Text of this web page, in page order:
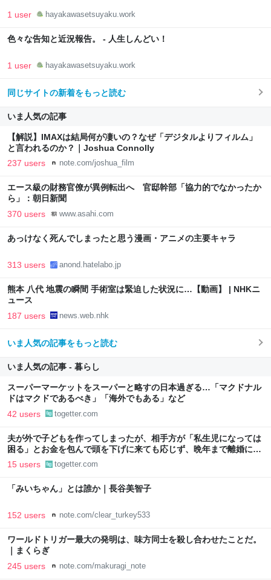
1 user hayakawasetsuyaku.work
色々な告知と近況報告。 - 人生しんどい！
1 user hayakawasetsuyaku.work
同じサイトの新着をもっと読む
いま人気の記事
【解説】IMAXは結局何が凄いの？なぜ「デジタルよりフィルム」
と言われるのか？｜Joshua Connolly
237 users note.com/joshua_film
エース級の財務官僚が異例転出へ 官邸幹部「協力的でなかったか
ら」：朝日新聞
370 users www.asahi.com
あっけなく死んでしまったと思う漫画・アニメの主要キャラ
313 users anond.hatelabo.jp
熊本 八代 地震の瞬間 手術室は緊迫した状況に…【動画】 | NHKニ
ュース
187 users news.web.nhk
いま人気の記事をもっと読む
いま人気の記事 - 暮らし
スーパーマーケットをスーパーと略すの日本過ぎる…「マクドナル
ドはマクドであるべき」「海外でもある」など
42 users togetter.com
夫が外で子どもを作ってしまったが、相手方が「私生児になっては
困る」とお金を包んで頭を下げに来ても応じず、晩年まで離婚に応
じなかった親戚の話→「一生復讐になる」「これ本人幸せなの？」
15 users togetter.com
「みいちゃん」とは誰か｜長谷美智子
152 users note.com/clear_turkey533
ワールドトリガー最大の発明は、味方同士を殺し合わせたことだ。
｜まくらぎ
245 users note.com/makuragi_note